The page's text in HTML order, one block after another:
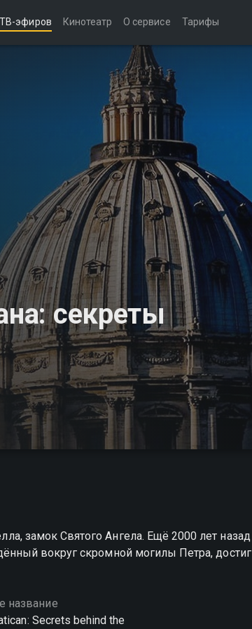
эфиров Кинотеатр О сервисе Тарифы
секреты
замок Святого Ангела. Ещё 2000 лет назад
вокруг скромной могилы Петра, достиг
название
Secrets behind the